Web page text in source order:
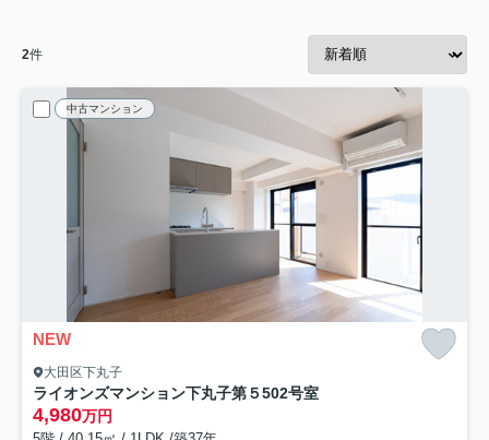
2件
中古マンション
NEW
大田区下丸子
ライオンズマンション下丸子第５502号室
4,980万円